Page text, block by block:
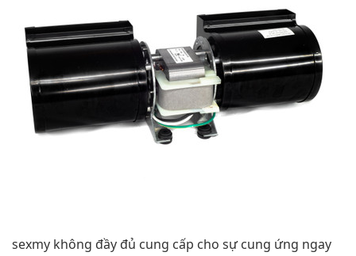
sexmy không đầy đủ cung cấp cho sự cung ứng ngay